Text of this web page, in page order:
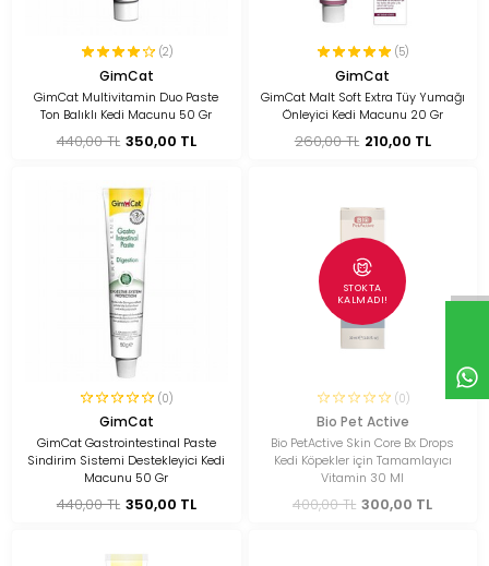
(2)
GimCat
GimCat Multivitamin Duo Paste
Ton Balıklı Kedi Macunu 50 Gr
440,00 TL 350,00 TL
(5)
GimCat
GimCat Malt Soft Extra Tüy Yumağı
Önleyici Kedi Macunu 20 Gr
260,00 TL 210,00 TL
(0)
GimCat
GimCat Gastrointestinal Paste
Sindirim Sistemi Destekleyici Kedi
Macunu 50 Gr
440,00 TL 350,00 TL
STOKTA
KALMADI!
(0)
Bio Pet Active
Bio PetActive Skin Core Bx Drops
Kedi Köpekler için Tamamlayıcı
Vitamin 30 Ml
400,00 TL 300,00 TL